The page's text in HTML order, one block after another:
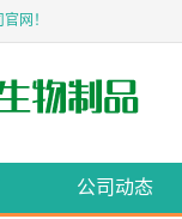
网！
公司动态